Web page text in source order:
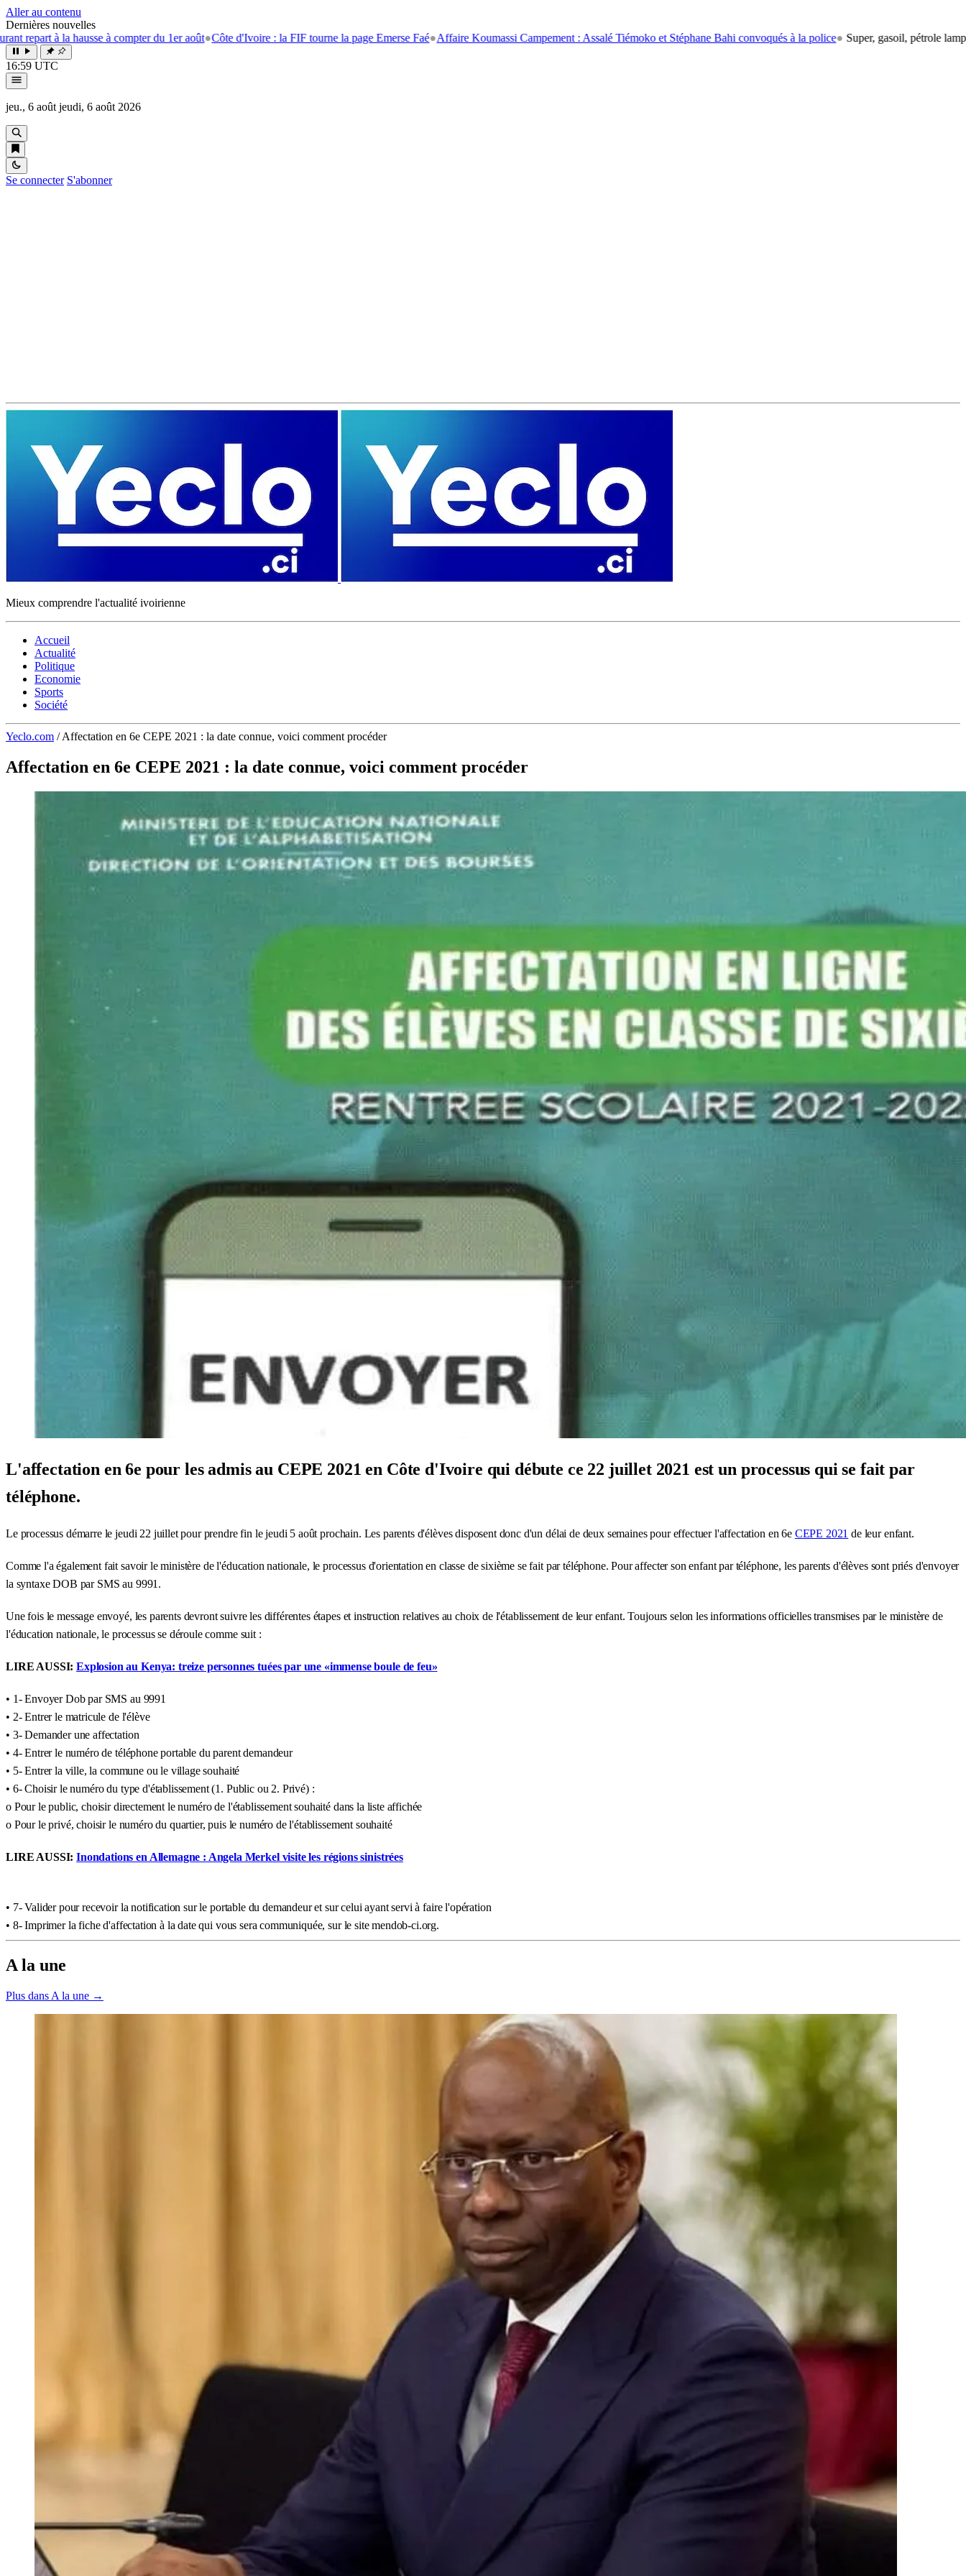
Aller au contenu
Dernières nouvelles
à la hausse à compter du 1er août● Côte d'Ivoire : la FIF tourne la page Emerse Faé●Affaire Koumassi Campement : Assalé Tiémoko et Stéphane Bahi convoqués à la police● Super, gasoil, pétrole lampant: le
16:59 UTC
jeu., 6 août jeudi, 6 août 2026
Se connecter S'abonner
Mieux comprendre l'actualité ivoirienne
Accueil
Actualité
Politique
Economie
Sports
Société
Yeclo.com / Affectation en 6e CEPE 2021 : la date connue, voici comment procéder
Affectation en 6e CEPE 2021 : la date connue, voici comment procéder
L'affectation en 6e pour les admis au CEPE 2021 en Côte d'Ivoire qui débute ce 22 juillet 2021 est un processus qui se fait par
téléphone.
Le processus démarre le jeudi 22 juillet pour prendre fin le jeudi 5 août prochain. Les parents d'élèves disposent donc d'un délai de deux semaines pour effectuer l'affectation en 6e CEPE 2021 de leur enfant.
Comme l'a également fait savoir le ministère de l'éducation nationale, le processus d'orientation en classe de sixième se fait par téléphone. Pour affecter son enfant par téléphone, les parents d'élèves sont priés d'envoyer
la syntaxe DOB par SMS au 9991.
Une fois le message envoyé, les parents devront suivre les différentes étapes et instruction relatives au choix de l'établissement de leur enfant. Toujours selon les informations officielles transmises par le ministère de
l'éducation nationale, le processus se déroule comme suit :
LIRE AUSSI:Explosion au Kenya: treize personnes tuées par une «immense boule de feu»
• 1- Envoyer Dob par SMS au 9991
• 2- Entrer le matricule de l'élève
• 3- Demander une affectation
• 4- Entrer le numéro de téléphone portable du parent demandeur
• 5- Entrer la ville, la commune ou le village souhaité
• 6- Choisir le numéro du type d'établissement (1. Public ou 2. Privé) :
o Pour le public, choisir directement le numéro de l'établissement souhaité dans la liste affichée
o Pour le privé, choisir le numéro du quartier, puis le numéro de l'établissement souhaité
LIRE AUSSI:Inondations en Allemagne : Angela Merkel visite les régions sinistrées
• 7- Valider pour recevoir la notification sur le portable du demandeur et sur celui ayant servi à faire l'opération
• 8- Imprimer la fiche d'affectation à la date qui vous sera communiquée, sur le site mendob-ci.org.
A la une
Plus dans A la une →